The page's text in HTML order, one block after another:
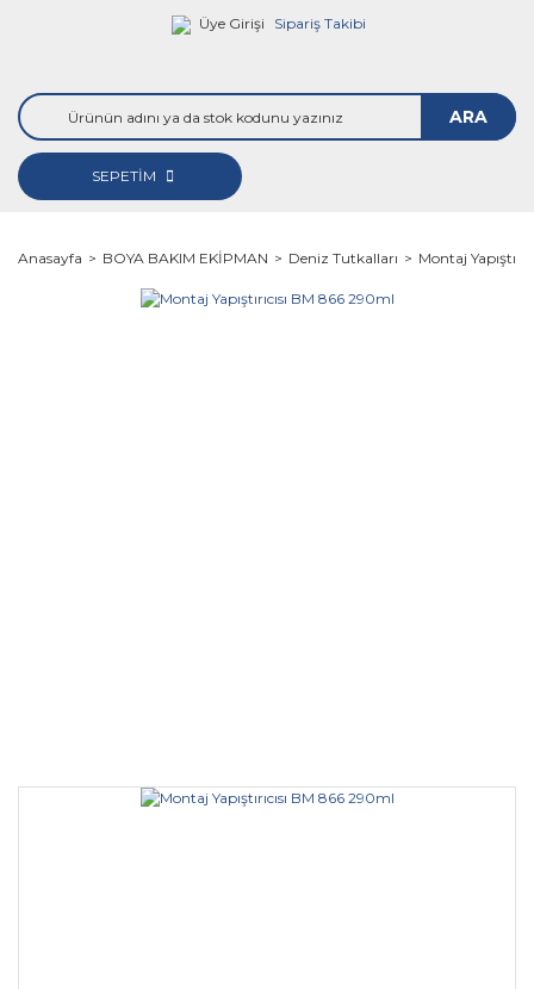
Üye Girişi Sipariş Takibi
ARA
SEPETİM
Anasayfa BOYA BAKIM EKİPMAN Deniz Tutkalları Montaj